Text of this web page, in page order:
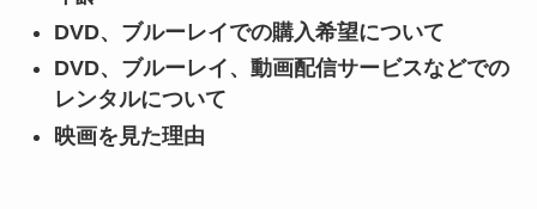
DVD、ブルーレイでの購入希望について
DVD、ブルーレイ、動画配信サービスなどでの
レンタルについて
映画を見た理由